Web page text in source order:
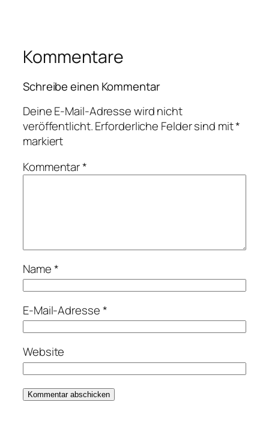
Kommentare
Schreibe einen Kommentar
Deine E-Mail-Adresse wird nicht
veröffentlicht.Erforderliche Felder sind mit*
markiert
Kommentar*
Name*
E-Mail-Adresse*
Website